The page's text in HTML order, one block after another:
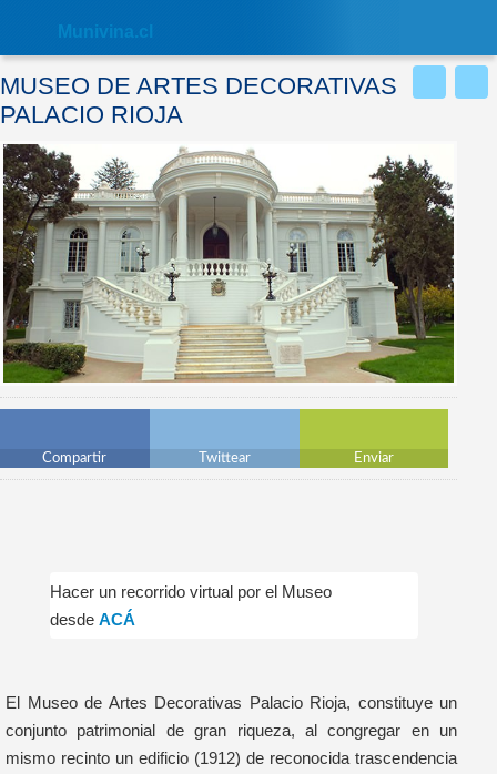
web
incluye
un
sistema
de
accesibilidad.
Munivina.cl
MUSEO DE ARTES DECORATIVAS
PALACIO RIOJA
Compartir Twittear Enviar
Hacer un recorrido virtual por el Museo
desde ACÁ
El Museo de Artes Decorativas Palacio Rioja, constituye un
conjunto patrimonial de gran riqueza, al congregar en un
mismo recinto un edificio (1912) de reconocida trascendencia